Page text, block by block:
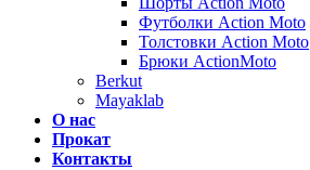
Футболки Action Moto
Толстовки Action Moto
Брюки ActionMoto
Berkut
Mayaklab
О нас
Прокат
Контакты